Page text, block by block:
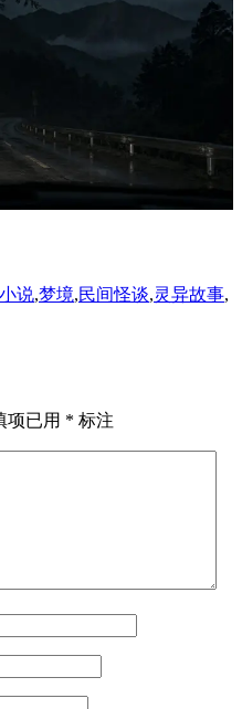
说,梦境,民间怪谈,灵异故事,
项已用 * 标注